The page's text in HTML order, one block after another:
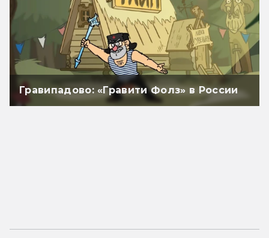
Гравипадово: «Гравити Фолз» в России